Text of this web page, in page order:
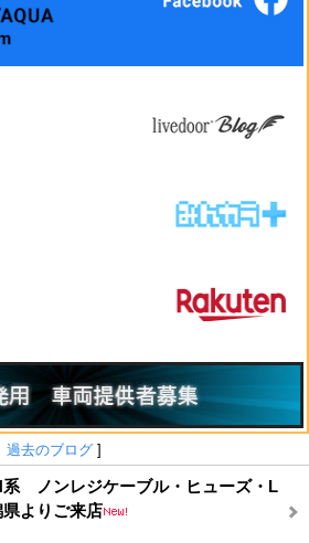
過去のブログ ]
系 ノンレジケーブル・ヒューズ・L
よりご来店